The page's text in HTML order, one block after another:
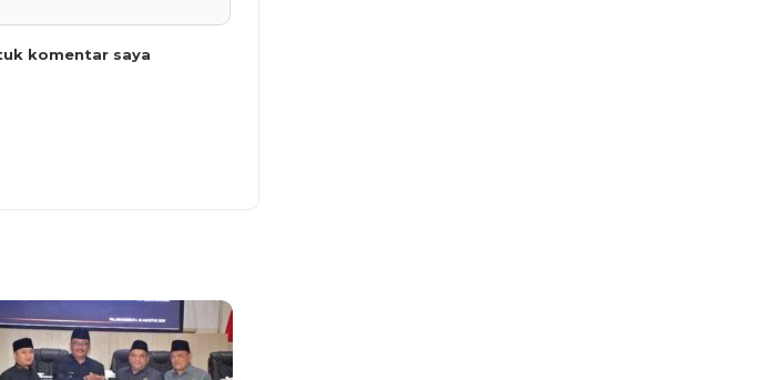
komentar saya